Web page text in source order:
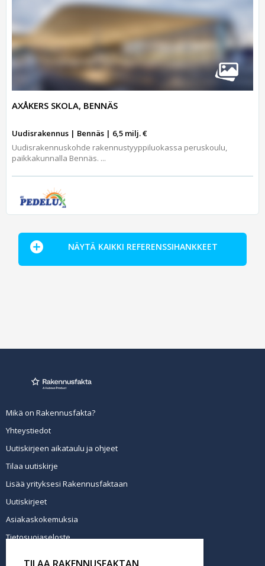
AXÅKERS SKOLA, BENNÄS
Uudisrakennus | Bennäs | 6,5 milj. €
Uudisrakennuskohde rakennustyyppiluokassa peruskoulu,
paikkakunnalla Bennäs. ...
NÄYTÄ KAIKKI REFERENSSIHANKKEET
Mikä on Rakennusfakta?
Yhteystiedot
Uutiskirjeen aikataulu ja ohjeet
Tilaa uutiskirje
Lisää yrityksesi Rakennusfaktaan
Uutiskirjeet
Asiakaskokemuksia
Tietosuojaseloste